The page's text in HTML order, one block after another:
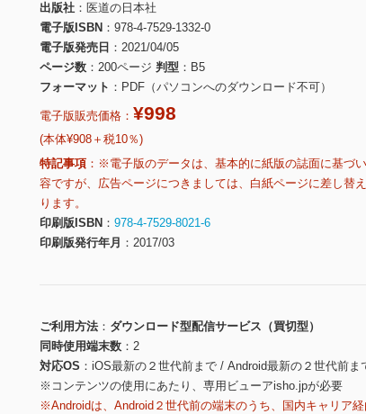
出版社
医道の日本社
電子版ISBN
978-4-7529-1332-0
電子版発売日
2021/04/05
ページ数
200ページ 判型
B5
フォーマット
PDF（パソコンへのダウンロード不可）
電子版販売価格： ¥998
(本体¥908＋税10％)
特記事項
※電子版のデータは、基本的に紙版の誌面に基づ
容ですが、広告ページにつきましては、白紙ページに差し替
ります。
印刷版ISBN
978-4-7529-8021-6
印刷版発行年月
2017/03
ご利用方法
ダウンロード型配信サービス（買切型）
同時使用端末数
2
対応OS
iOS最新の２世代前まで / Android最新の２世代前ま
※コンテンツの使用にあたり、専用ビューアisho.jpが必要
※Androidは、Android２世代前の端末のうち、国内キャリア